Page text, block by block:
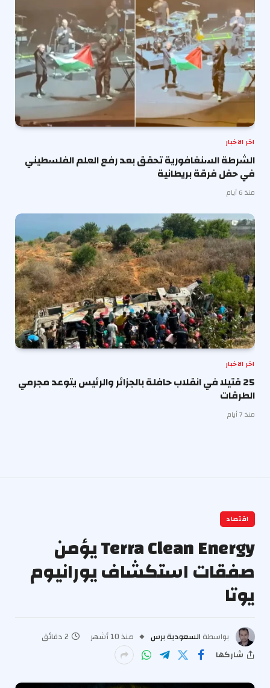
اخر الاخبار
الشرطة السنغافورية تحقق بعد رفع العلم الفلسطيني
في حفل فرقة بريطانية
منذ 6 أيام
اخر الاخبار
25 قتيلا في انقلاب حافلة بالجزائر والرئيس يتوعد مجرمي
الطرقات
منذ 7 أيام
اقتصاد
Terra Clean Energy يؤمن
صفقات استكشاف يورانيوم
يوتا
بواسطة السعودية برس منذ 10 أشهر
2 دقائق
شاركها